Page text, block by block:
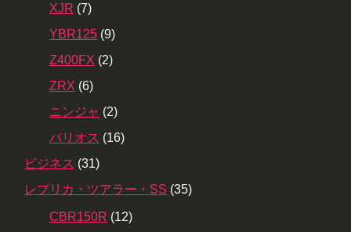
XJR (7)
YBR125 (9)
Z400FX (2)
ZRX (6)
ニンジャ (2)
バリオス (16)
ビジネス (31)
レプリカ・ツアラー・SS (35)
CBR150R (12)